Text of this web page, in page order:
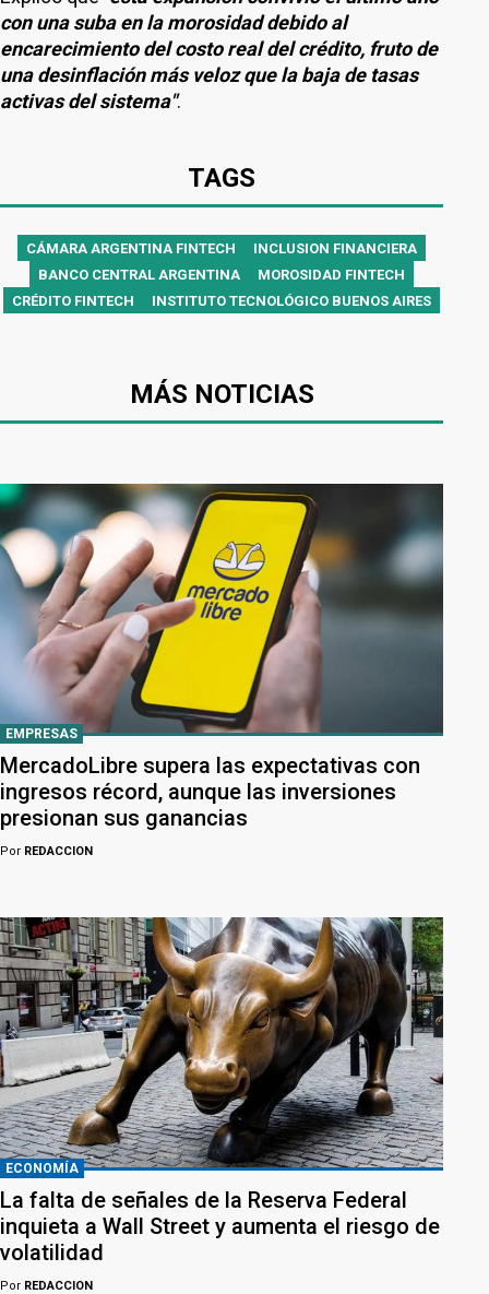
con una suba en la morosidad debido al
encarecimiento del costo real del crédito, fruto de
una desinflación más veloz que la baja de tasas
activas del sistema".
TAGS
CÁMARA ARGENTINA FINTECH
INCLUSION FINANCIERA
BANCO CENTRAL ARGENTINA
MOROSIDAD FINTECH
CRÉDITO FINTECH
INSTITUTO TECNOLÓGICO BUENOS AIRES
MÁS NOTICIAS
EMPRESAS
MercadoLibre supera las expectativas con
ingresos récord, aunque las inversiones
presionan sus ganancias
Por REDACCION
ECONOMÍA
La falta de señales de la Reserva Federal
inquieta a Wall Street y aumenta el riesgo de
volatilidad
Por REDACCION